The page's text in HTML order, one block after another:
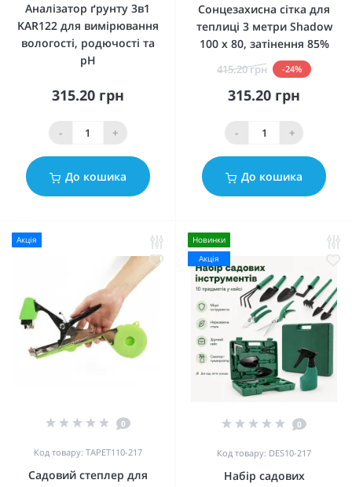
Аналізатор ґрунту 3в1
KAR122 для вимірювання
вологості, родючості та
pH
315.20 грн
- +
До кошика
Сонцезахисна сітка для
теплиці 3 метри Shadow
100 х 80, затінення 85%
415.20 грн -24%
315.20 грн
- +
До кошика
Акція
0
Код товару: TAPET110-217
Садовий степлер для
Новинки
Акція
0
Код товару: DES10-217
Набір садових